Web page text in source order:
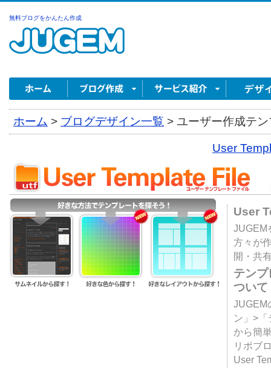
無料ブログをかんたん作成
ホーム > ブログデザイン一覧 > ユーザー作成テ
User
User
JUGEM
方々が
開・共
テン
ついて
JUGEM
ン」>
から簡
リポブ
User